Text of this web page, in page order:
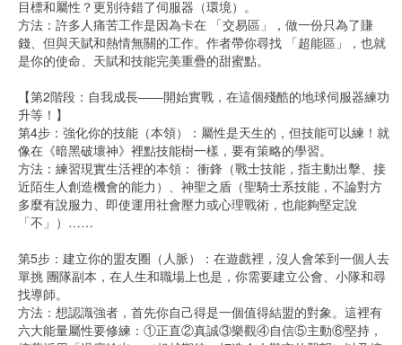
目標和屬性？更別待錯了伺服器（環境）。
方法：許多人痛苦工作是因為卡在 「交易區」，做一份只為了賺
錢、但與天賦和熱情無關的工作。作者帶你尋找 「超能區」，也就
是你的使命、天賦和技能完美重疊的甜蜜點。
【第2階段：自我成長——開始實戰，在這個殘酷的地球伺服器練功
升等！】
第4步：強化你的技能（本領）：屬性是天生的，但技能可以練！就
像在《暗黑破壞神》裡點技能樹一樣，要有策略的學習。
方法：練習現實生活裡的本領： 衝鋒（戰士技能，指主動出擊、接
近陌生人創造機會的能力）、神聖之盾（聖騎士系技能，不論對方
多麼有說服力、即使運用社會壓力或心理戰術，也能夠堅定說
「不」）……
第5步：建立你的盟友圈（人脈）：在遊戲裡，沒人會笨到一個人去
單挑 團隊副本，在人生和職場上也是，你需要建立公會、小隊和尋
找導師。
方法：想認識強者，首先你自己得是一個值得結盟的對象。這裡有
六大能量屬性要修練：①正直②真誠③樂觀④自信⑤主動⑥堅持，